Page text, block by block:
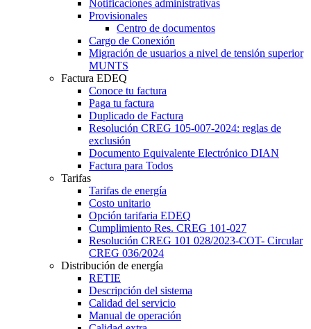
Notificaciones administrativas
Provisionales
Centro de documentos
Cargo de Conexión
Migración de usuarios a nivel de tensión superior
MUNTS
Factura EDEQ
Conoce tu factura
Paga tu factura
Duplicado de Factura
Resolución CREG 105-007-2024: reglas de
exclusión
Documento Equivalente Electrónico DIAN
Factura para Todos
Tarifas
Tarifas de energía
Costo unitario
Opción tarifaria EDEQ
Cumplimiento Res. CREG 101-027
Resolución CREG 101 028/2023-COT- Circular
CREG 036/2024
Distribución de energía
RETIE
Descripción del sistema
Calidad del servicio
Manual de operación